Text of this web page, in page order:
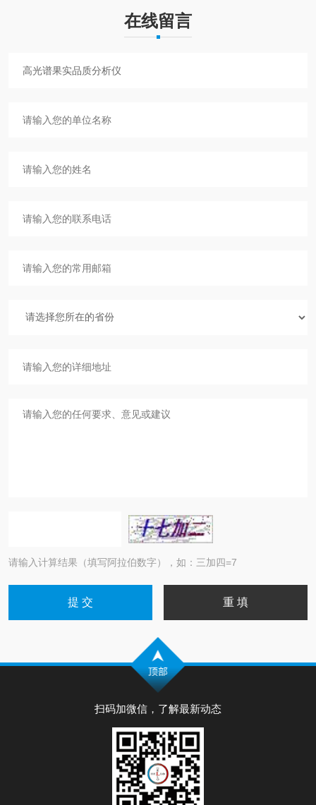
在线留言
请输入计算结果（填写阿拉伯数字），如：三加四=7
扫码加微信，了解最新动态